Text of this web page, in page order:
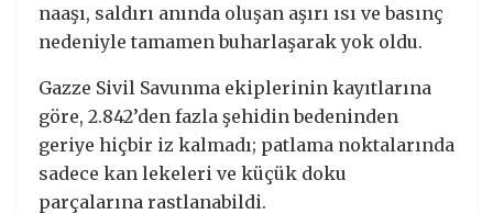
naaşı, saldırı anında oluşan aşırı ısı ve basınç
nedeniyle tamamen buharlaşarak yok oldu.
Gazze Sivil Savunma ekiplerinin kayıtlarına
göre, 2.842’den fazla şehidin bedeninden
geriye hiçbir iz kalmadı; patlama noktalarında
sadece kan lekeleri ve küçük doku
parçalarına rastlanabildi.